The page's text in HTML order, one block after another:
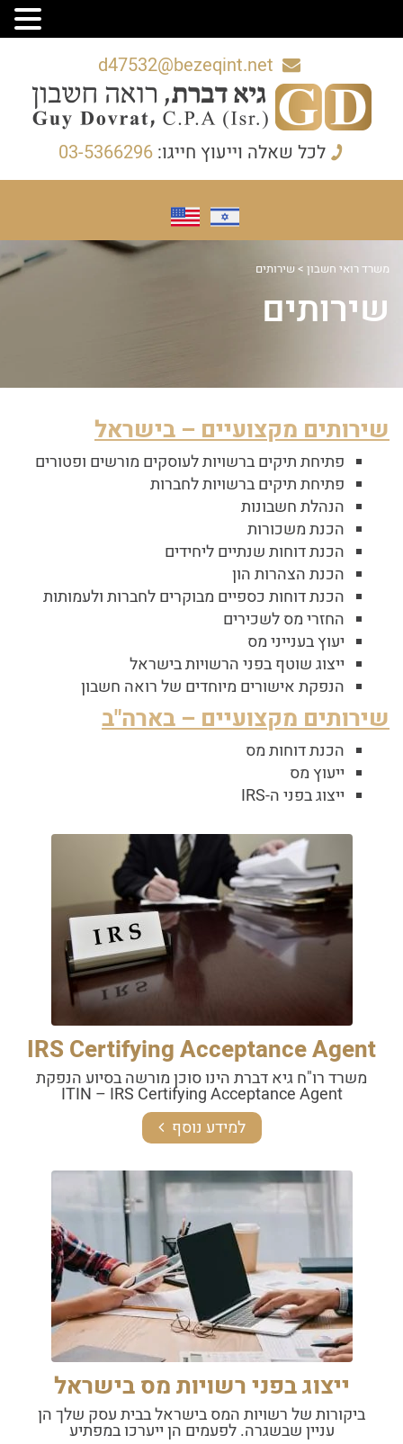
d47532@bezeqint.net
לכל שאלה וייעוץ חייגו: 03-5366296
משרד רואי חשבון > שירותים
שירותים
שירותים מקצועיים – בישראל
פתיחת תיקים ברשויות לעוסקים מורשים ופטורים
פתיחת תיקים ברשויות לחברות
הנהלת חשבונות
הכנת משכורות
הכנת דוחות שנתיים ליחידים
הכנת הצהרות הון
הכנת דוחות כספיים מבוקרים לחברות ולעמותות
החזרי מס לשכירים
יעוץ בענייני מס
ייצוג שוטף בפני הרשויות בישראל
הנפקת אישורים מיוחדים של רואה חשבון
שירותים מקצועיים – בארה"ב
הכנת דוחות מס
ייעוץ מס
ייצוג בפני ה-IRS
IRS Certifying Acceptance Agent
משרד רו"ח גיא דברת הינו סוכן מורשה בסיוע הנפקת
ITIN – IRS Certifying Acceptance Agent
למידע נוסף
ייצוג בפני רשויות מס בישראל
ביקורות של רשויות המס בישראל בבית עסק שלך הן
עניין שבשגרה. לפעמים הן ייערכו במפתיע